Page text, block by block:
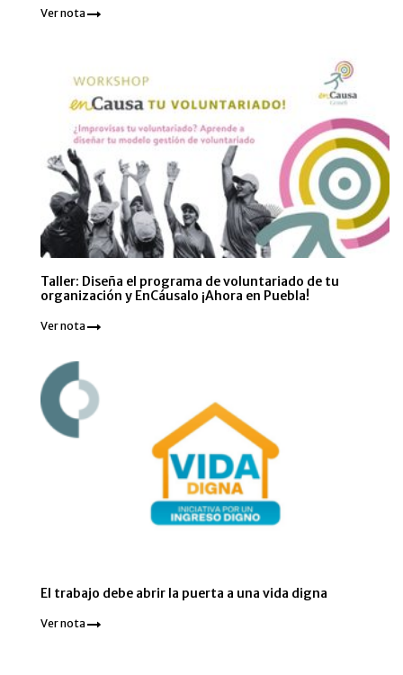
Ver nota
Taller: Diseña el programa de voluntariado de tu
organización y EnCáusalo ¡Ahora en Puebla!
Ver nota
El trabajo debe abrir la puerta a una vida digna
Ver nota